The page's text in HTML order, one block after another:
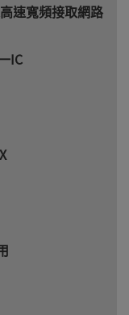
速寬頻接取網路
IC